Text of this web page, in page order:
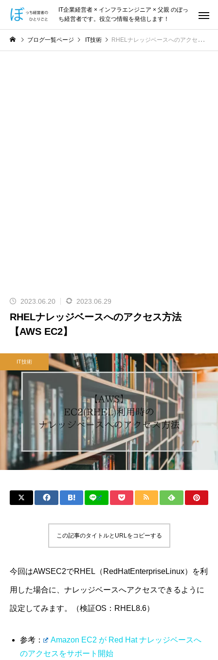
IT企業経営者 × インフラエンジニア × 父親 のぼっ
ち経営者です。役立つ情報を発信します！
ブログ一覧ページ IT技術 RHELナレッジベースへのアクセス方法【AWS EC2】
2023.06.20 2023.06.29
RHELナレッジベースへのアクセス方法
【AWS EC2】
IT技術
この記事のタイトルとURLをコピーする
今回はAWSEC2でRHEL（RedHatEnterpriseLinux）を利
用した場合に、ナレッジベースへアクセスできるように
設定してみます。（検証OS：RHEL8.6）
参考：
Amazon EC2 が Red Hat ナレッジベースへ
のアクセスをサポート開始